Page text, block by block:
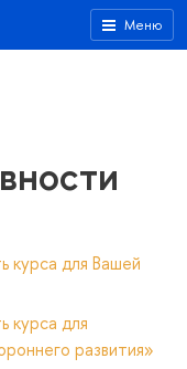
Меню
курса для Вашей
курса для
развития»